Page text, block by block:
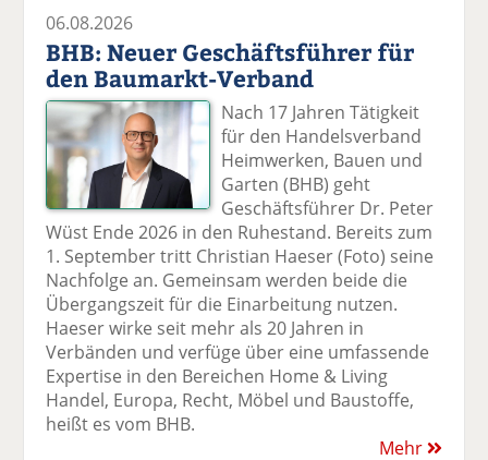
06.08.2026
BHB: Neuer Geschäftsführer für
den Baumarkt-Verband
Nach 17 Jahren Tätigkeit
für den Handelsverband
Heimwerken, Bauen und
Garten (BHB) geht
Geschäftsführer Dr. Peter
Wüst Ende 2026 in den Ruhestand. Bereits zum
1. September tritt Christian Haeser (Foto) seine
Nachfolge an. Gemeinsam werden beide die
Übergangszeit für die Einarbeitung nutzen.
Haeser wirke seit mehr als 20 Jahren in
Verbänden und verfüge über eine umfassende
Expertise in den Bereichen Home & Living
Handel, Europa, Recht, Möbel und Baustoffe,
heißt es vom BHB.
Mehr